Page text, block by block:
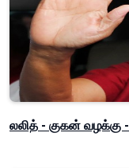
லலித் - குகன் வழக்கு